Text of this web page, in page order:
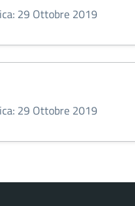
29 Ottobre 2019
29 Ottobre 2019